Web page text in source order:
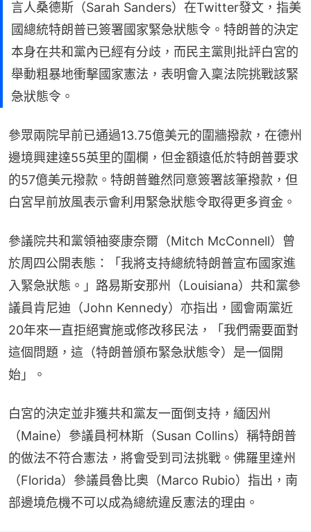
言人桑德斯（Sarah Sanders）在Twitter發文，指美
國總統特朗普已簽署國家緊急狀態令。特朗普的決定
本身在共和黨內已經有分歧，而民主黨則批評白宮的
舉動粗暴地衝擊國家憲法，表明會入稟法院挑戰該緊
急狀態令。
參眾兩院早前已通過13.75億美元的圍牆撥款，在德州
邊境興建達55英里的圍欄，但金額遠低於特朗普要求
的57億美元撥款。特朗普雖然同意簽署該筆撥款，但
白宮早前放風表示會利用緊急狀態令取得更多資金。
參議院共和黨領袖麥康奈爾（Mitch McConnell）曾
於周四公開表態：「我將支持總統特朗普宣布國家進
入緊急狀態。」路易斯安那州（Louisiana）共和黨參
議員肯尼迪（John Kennedy）亦指出，國會兩黨近
20年來一直拒絕實施或修改移民法，「我們需要面對
這個問題，這（特朗普頒布緊急狀態令）是一個開
始」。
白宮的決定並非獲共和黨友一面倒支持，緬因州
（Maine）參議員柯林斯（Susan Collins）稱特朗普
的做法不符合憲法，將會受到司法挑戰。佛羅里達州
（Florida）參議員魯比奧（Marco Rubio）指出，南
部邊境危機不可以成為總統違反憲法的理由。